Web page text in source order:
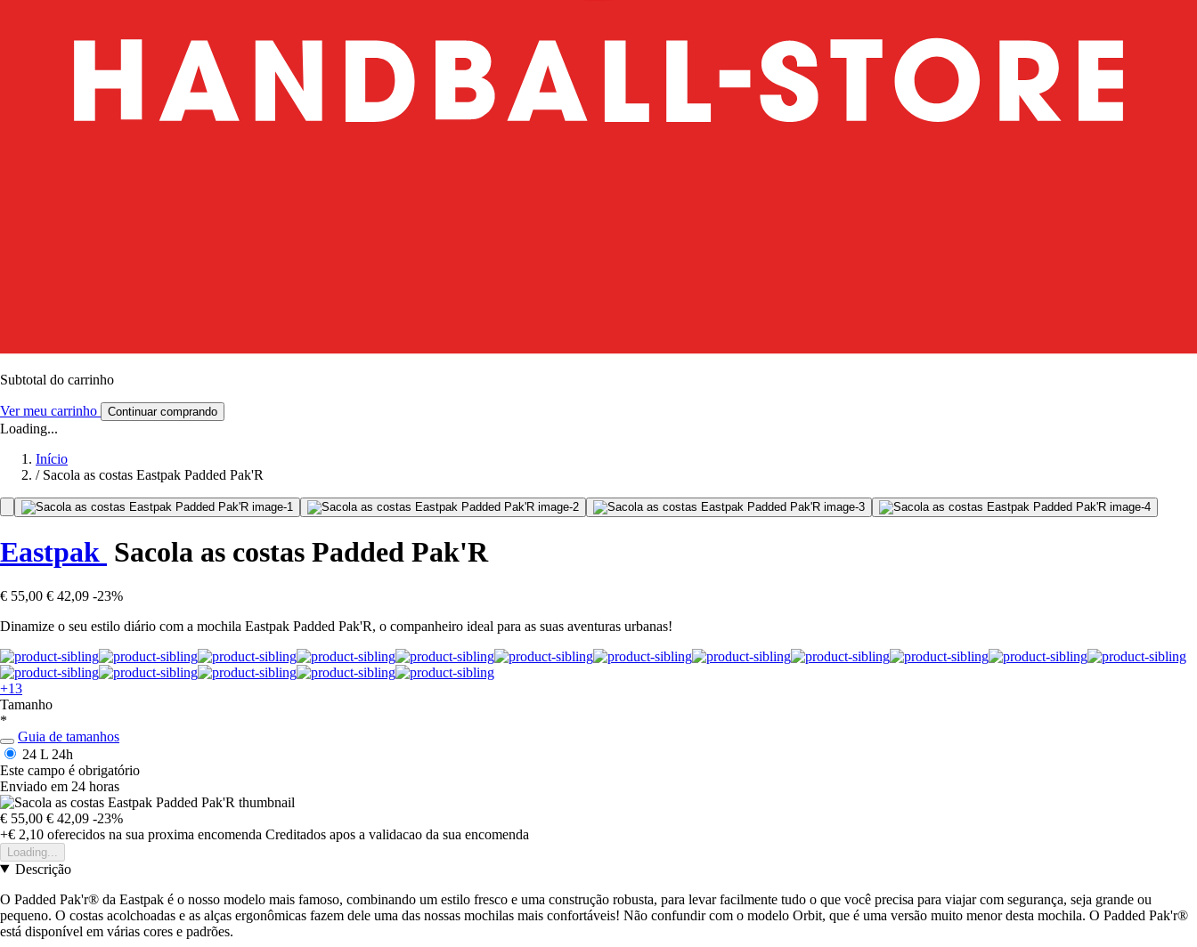
Subtotal do carrinho
Ver meu carrinho Continuar comprando
Loading...
Início
/ Sacola as costas Eastpak Padded Pak'R
Eastpak Sacola as costas Padded Pak'R
€ 55,00 € 42,09 -23%
Dinamize o seu estilo diário com a mochila Eastpak Padded Pak'R, o companheiro ideal para as suas aventuras urbanas!
+13
Tamanho
*
Guia de tamanhos
24 L 24h
Este campo é obrigatório
Enviado em 24 horas
€ 55,00 € 42,09 -23%
+€ 2,10 oferecidos na sua proxima encomenda Creditados apos a validacao da sua encomenda
Loading...
Descrição
O Padded Pak'r® da Eastpak é o nosso modelo mais famoso, combinando um estilo fresco e uma construção robusta, para levar facilmente tudo o que você precisa para viajar com segurança, seja grande ou
pequeno. O costas acolchoadas e as alças ergonômicas fazem dele uma das nossas mochilas mais confortáveis! Não confundir com o modelo Orbit, que é uma versão muito menor desta mochila. O Padded Pak'r®
está disponível em várias cores e padrões.